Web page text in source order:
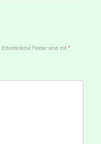
Erforderliche Felder sind mit *